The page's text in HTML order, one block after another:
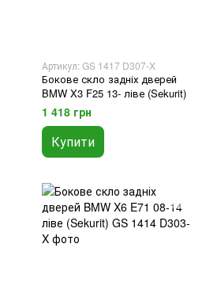
Артикул: GS 1417 D307-X
Бокове скло задніх дверей
BMW X3 F25 13- ліве (Sekurit)
1 418 грн
Купити